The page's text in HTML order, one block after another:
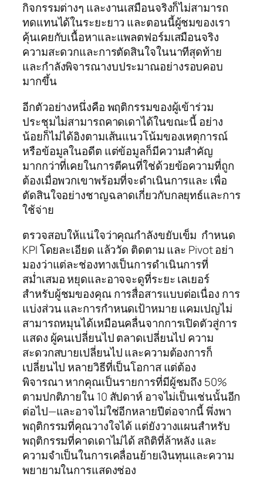
กิจกรรมต่างๆ และงานเสมือนจริงก็ไม่สามารถ
ทดแทนได้ในระยะยาว และตอนนี้ผู้ชมของเรา
คุ้นเคยกับเนื้อหาและแพลตฟอร์มเสมือนจริง
ความสะดวกและการตัดสินใจในนาทีสุดท้าย
และกำลังพิจารณางบประมาณอย่างรอบคอบ
มากขึ้น
อีกตัวอย่างหนึ่งคือ พฤติกรรมของผู้เข้าร่วม
ประชุมไม่สามารถคาดเดาได้ในขณะนี้ อย่าง
น้อยก็ไม่ได้อิงตามเส้นแนวโน้มของเหตุการณ์
หรือข้อมูลในอดีต แต่ข้อมูลก็มีความสำคัญ
มากกว่าที่เคยในการตีคนที่ใช่ด้วยข้อความที่ถูก
ต้องเมื่อพวกเขาพร้อมที่จะดำเนินการและ เพื่อ
ตัดสินใจอย่างชาญฉลาดเกี่ยวกับกลยุทธ์และการ
ใช้จ่าย
ตรวจสอบให้แน่ใจว่าคุณกำลังขยับเข็ม กำหนด
KPI โดยละเอียด แล้ววัด ติดตาม และ Pivot อย่า
มองว่าแต่ละช่องทางเป็นการดำเนินการที่
สม่ำเสมอ หยุดและอาจจะดูที่ระยะ เลเยอร์
สำหรับผู้ชมของคุณ การสื่อสารแบบต่อเนื่อง การ
แบ่งส่วน และการกำหนดเป้าหมาย แคมเปญไม่
สามารถหมุนได้เหมือนคลื่นจากการเปิดตัวสู่การ
แสดง ผู้คนเปลี่ยนไป ตลาดเปลี่ยนไป ความ
สะดวกสบายเปลี่ยนไป และความต้องการก็
เปลี่ยนไป หลายวิธีที่เป็นโอกาส แต่ต้อง
พิจารณา หากคุณเป็นรายการที่มีผู้ชมถึง 50%
ตามปกติภายใน 10 สัปดาห์ อาจไม่เป็นเช่นนั้นอีก
ต่อไป—และอาจไม่ใช่อีกหลายปีต่อจากนี้ พึ่งพา
พฤติกรรมที่คุณวางใจได้ แต่ยังวางแผนสำหรับ
พฤติกรรมที่คาดเดาไม่ได้ สถิติที่ล้าหลัง และ
ความจำเป็นในการเคลื่อนย้ายเงินทุนและความ
พยายามในการแสดงช่อง